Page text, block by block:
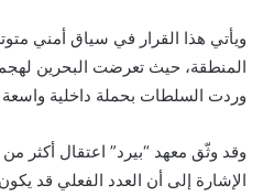
ويأتي هذا القرار في سياق أمني
المنطقة، حيث تعرضت البحرين
وردت السلطات بحملة داخلية
الإشارة إلى أن العدد الفعلي قد